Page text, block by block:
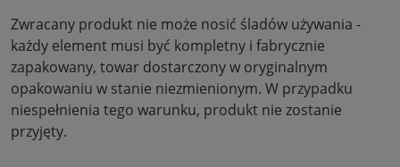
Zwracany produkt nie może nosić śladów używania -
każdy element musi być kompletny i fabrycznie
zapakowany, towar dostarczony w oryginalnym
opakowaniu w stanie niezmienionym. W przypadku
niespełnienia tego warunku, produkt nie zostanie
przyjęty.